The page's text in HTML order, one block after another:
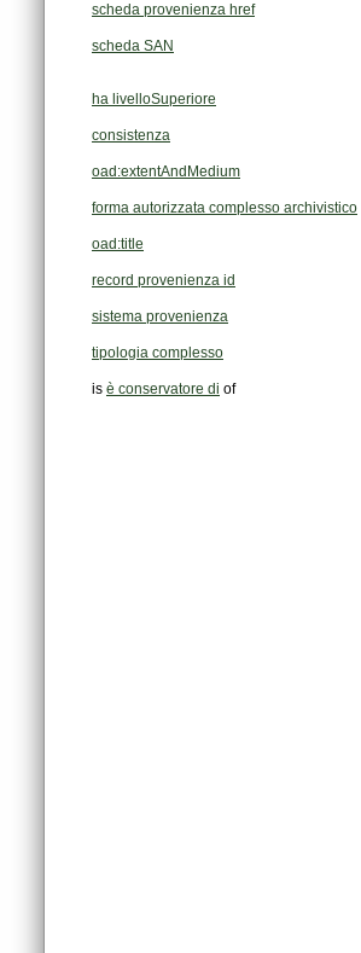
scheda provenienza href
scheda SAN
ha livelloSuperiore
consistenza
oad:extentAndMedium
forma autorizzata complesso archivistico
oad:title
record provenienza id
sistema provenienza
tipologia complesso
is è conservatore di of